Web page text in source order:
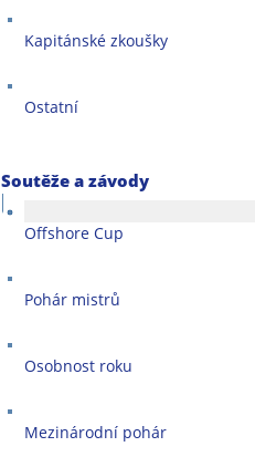
Kapitánské zkoušky
Ostatní
Soutěže a závody
Offshore Cup
Pohár mistrů
Osobnost roku
Mezinárodní pohár